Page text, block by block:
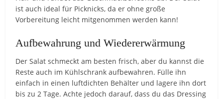
ist auch ideal für Picknicks, da er ohne große
Vorbereitung leicht mitgenommen werden kann!
Aufbewahrung und Wiedererwärmung
Der Salat schmeckt am besten frisch, aber du kannst die
Reste auch im Kühlschrank aufbewahren. Fülle ihn
einfach in einen luftdichten Behälter und lagere ihn dort
bis zu 2 Tage. Achte jedoch darauf, dass du das Dressing